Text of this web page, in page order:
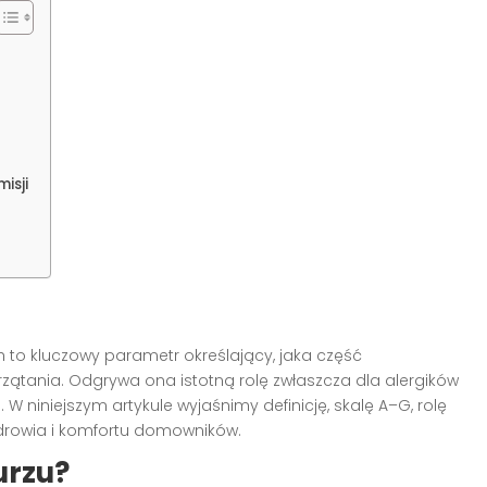
kluczowy parametr określający, jaka część
Odgrywa ona istotną rolę zwłaszcza dla alergików
niniejszym artykule wyjaśnimy definicję, skalę A–G, rolę
i komfortu domowników.